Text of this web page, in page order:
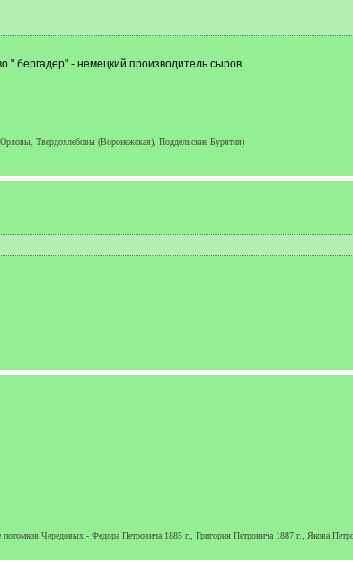
" бергадер" - немецкий производитель сыров.
Твердохлебовы (Воронежская), Поддельские Бурятия)
Чередовых - Федора Петровича 1885 г., Григория Петровича 1887 г., Якова